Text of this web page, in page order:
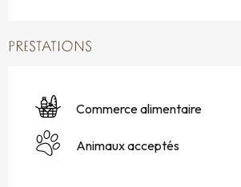
PRESTATIONS
Commerce alimentaire
Animaux acceptés